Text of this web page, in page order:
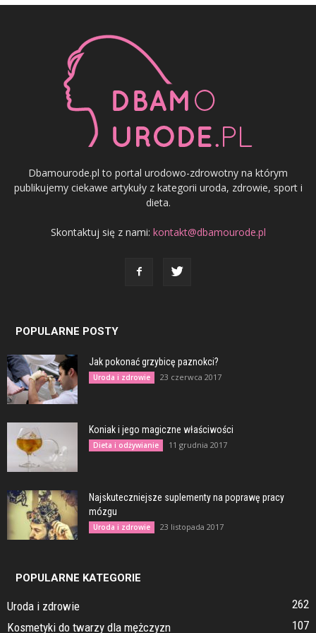
Dbamourode.pl to portal urodowo-zdrowotny na którym
publikujemy ciekawe artykuły z kategorii uroda, zdrowie, sport i
dieta.
Skontaktuj się z nami: kontakt@dbamourode.pl
POPULARNE POSTY
Jak pokonać grzybicę paznokci?
Uroda i zdrowie 23 czerwca 2017
Koniak i jego magiczne właściwości
Dieta i odżywianie 11 grudnia 2017
Najskuteczniejsze suplementy na poprawę pracy
mózgu
Uroda i zdrowie 23 listopada 2017
POPULARNE KATEGORIE
Uroda i zdrowie
262
Kosmetyki do twarzy dla mężczyzn
107